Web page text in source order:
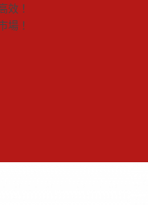
效！
場！